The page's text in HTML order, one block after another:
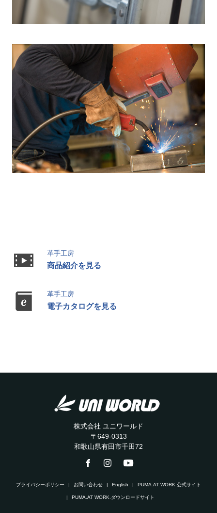
革手工房
商品紹介を見る
革手工房
電子カタログを見る
株式会社 ユニワールド
〒649-0313
和歌山県有田市千田72
プライバシーポリシー お問い合わせ English PUMA.AT WORK.公式サイト
PUMA.AT WORK.ダウンロードサイト